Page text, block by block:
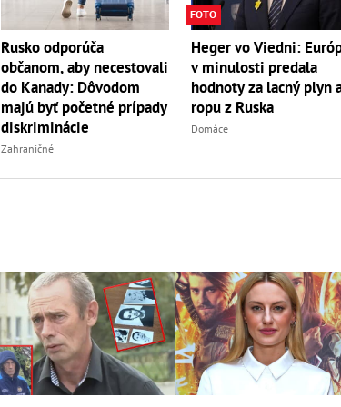
Rusko odporúča
občanom, aby necestovali
do Kanady: Dôvodom
majú byť početné prípady
diskriminácie
Zahraničné
FOTO
Heger vo Viedni:
v minulosti predala
hodnoty za lacný plyn
ropu z Ruska
Domáce